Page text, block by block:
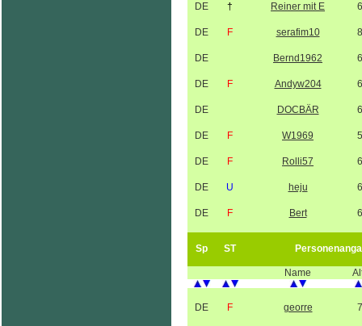
DE † Reiner mit E
DE F serafim10
DE Bernd1962
DE F Andyw204
DE DOCBÄR
DE F W1969
DE F Rolli57
DE U heju
DE F Bert
Sp ST
Name
DE F georre